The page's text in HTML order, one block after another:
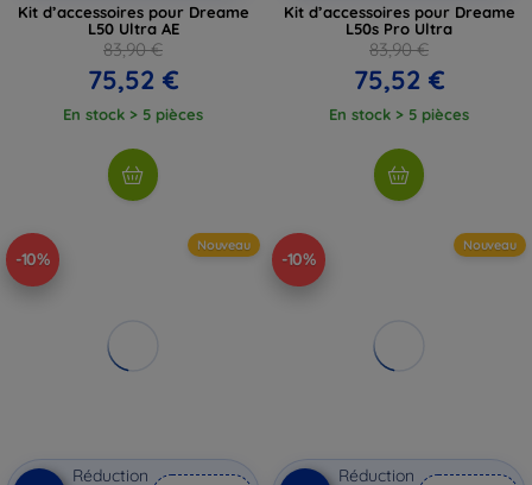
Kit d’accessoires pour Dreame
L50 Ultra AE
83,90 €
75,52 €
En stock > 5 pièces
Kit d’accessoires pour Dreame
L50s Pro Ultra
83,90 €
75,52 €
En stock > 5 pièces
-10%
Nouveau
Réduction
-10%
Nouveau
Réduction